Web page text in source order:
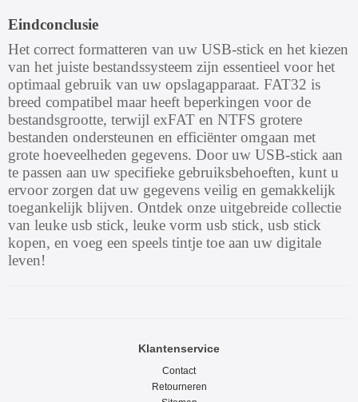
Eindconclusie
Het correct formatteren van uw USB-stick en het kiezen
van het juiste bestandssysteem zijn essentieel voor het
optimaal gebruik van uw opslagapparaat. FAT32 is
breed compatibel maar heeft beperkingen voor de
bestandsgrootte, terwijl exFAT en NTFS grotere
bestanden ondersteunen en efficiënter omgaan met
grote hoeveelheden gegevens. Door uw USB-stick aan
te passen aan uw specifieke gebruiksbehoeften, kunt u
ervoor zorgen dat uw gegevens veilig en gemakkelijk
toegankelijk blijven. Ontdek onze uitgebreide collectie
van leuke usb stick, leuke vorm usb stick, usb stick
kopen, en voeg een speels tintje toe aan uw digitale
leven!
Klantenservice
Contact
Retourneren